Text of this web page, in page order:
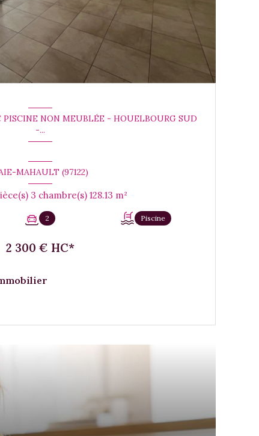
PISCINE NON MEUBLÉE - HOUELBOURG SUD
-...
MAHAULT (97122)
Maison 4 pièce(s) 3 chambre(s) 128.13 m²
2 Piscine
2 300 € HC*